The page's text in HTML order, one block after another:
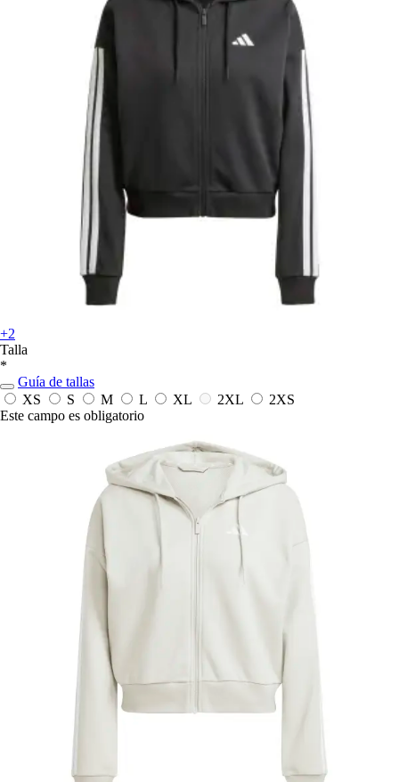
+2
Talla
*
Guía de tallas
XS
S M L XL 2XL
2XS
Este campo es obligatorio